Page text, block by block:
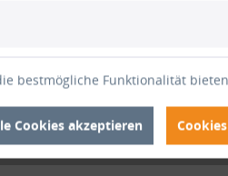
Stärke 10 mm nach
bestmögliche Funktionalität
Cookies akzeptieren